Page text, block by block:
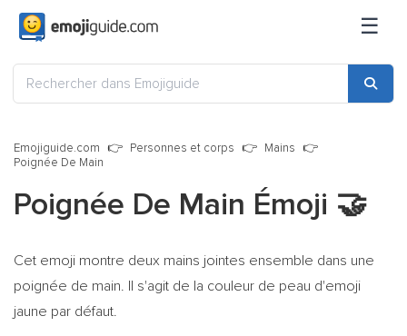
☰
Emojiguide.com Personnes et corps
Mains
Poignée De Main
Poignée De Main Émoji 🤝
Cet emoji montre deux mains jointes ensemble dans une
poignée de main. Il s'agit de la couleur de peau d'emoji
jaune par défaut.